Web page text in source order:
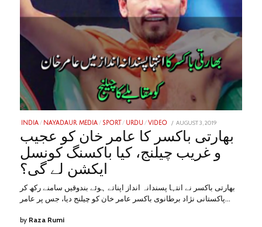
INDIA / NAYADAUR MEDIA / SPORT / URDU / VIDEO
POSTED
ON
AUGUST 3, 2019
28,
2023
بھارتی باکسر کا عامر خان کو عجیب
و غریب چیلنج، کیا باکسنگ کونسل
ایکشن لے گی؟
بھارتی باکسر نے انتہا پسندانہ انداز اپناتے ہوئے بندوقیں سامنے رکھ کر
پاکستانی نژاد برطانوی باکسر عامر خان کو چیلنج دیا، جس پر عامر…
by Raza Rumi